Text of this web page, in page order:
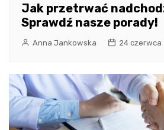
Jak przetrwać
Sprawdź nasze porady!
Anna Jankowska 24 czerwca